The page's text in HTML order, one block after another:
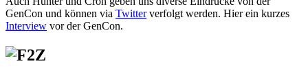
GenCon und können via Twitterverfolgt werden. Hier ein kurzes
Interview vor der GenCon.